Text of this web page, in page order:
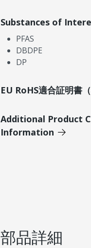
Substances of
PFAS
DBDPE
DP
EU RoHS適合証明書
Additional Product
Information
部品詳細